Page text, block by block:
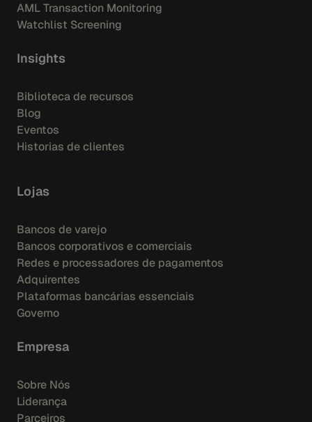
AML Transaction Monitoring
Watchlist Screening
Insights
Biblioteca de recursos
Blog
Eventos
Historias de clientes
Lojas
Bancos de varejo
Bancos corporativos e comerciais
Redes e processadores de pagamentos
Adquirentes
Plataformas bancárias essenciais
Governo
Empresa
Sobre Nós
Liderança
Parceiros